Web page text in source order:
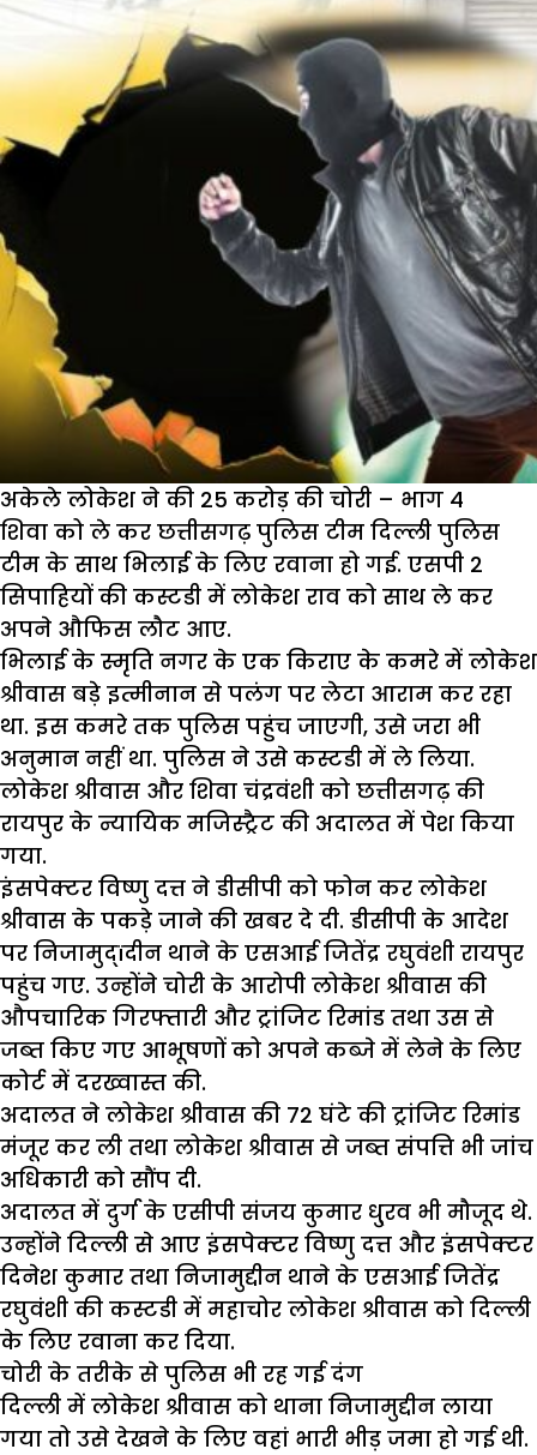
अकेले लोकेश ने की 25 करोड़ की चोरी – भाग 4
शिवा को ले कर छत्तीसगढ़ पुलिस टीम दिल्ली पुलिस
टीम के साथ भिलाई के लिए रवाना हो गई. एसपी 2
सिपाहियों की कस्टडी में लोकेश राव को साथ ले कर
अपने औफिस लौट आए.
भिलाई के स्मृति नगर के एक किराए के कमरे में लोकेश
श्रीवास बड़े इत्मीनान से पलंग पर लेटा आराम कर रहा
था. इस कमरे तक पुलिस पहुंच जाएगी, उसे जरा भी
अनुमान नहीं था. पुलिस ने उसे कस्टडी में ले लिया.
लोकेश श्रीवास और शिवा चंद्रवंशी को छत्तीसगढ़ की
रायपुर के न्यायिक मजिस्ट्रैट की अदालत में पेश किया
गया.
इंसपेक्टर विष्णु दत्त ने डीसीपी को फोन कर लोकेश
श्रीवास के पकड़े जाने की खबर दे दी. डीसीपी के आदेश
पर निजामुद्ïदीन थाने के एसआई जितेंद्र रघुवंशी रायपुर
पहुंच गए. उन्होंने चोरी के आरोपी लोकेश श्रीवास की
औपचारिक गिरफ्तारी और ट्रांजिट रिमांड तथा उस से
जब्त किए गए आभूषणों को अपने कब्जे में लेने के लिए
कोर्ट में दरख्वास्त की.
अदालत ने लोकेश श्रीवास की 72 घंटे की ट्रांजिट रिमांड
मंजूर कर ली तथा लोकेश श्रीवास से जब्त संपत्ति भी जांच
अधिकारी को सौंप दी.
अदालत में दुर्ग के एसीपी संजय कुमार धु्रव भी मौजूद थे.
उन्होंने दिल्ली से आए इंसपेक्टर विष्णु दत्त और इंसपेक्टर
दिनेश कुमार तथा निजामुद्दीन थाने के एसआई जितेंद्र
रघुवंशी की कस्टडी में महाचोर लोकेश श्रीवास को दिल्ली
के लिए रवाना कर दिया.
चोरी के तरीके से पुलिस भी रह गई दंग
दिल्ली में लोकेश श्रीवास को थाना निजामुद्दीन लाया
गया तो उसे देखने के लिए वहां भारी भीड़ जमा हो गई थी.